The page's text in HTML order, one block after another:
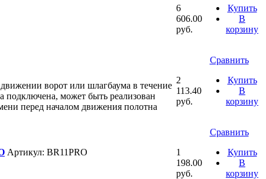
6
606.00
руб.
Купить
В
корзину
ворот или шлагбаума в течение
подключена, может быть реализован
перед началом движения полотна
2
113.40
руб.
Сравнить
Купить
В
корзину
Артикул: BR11PRO
1
198.00
руб.
Сравнить
Купить
В
корзину